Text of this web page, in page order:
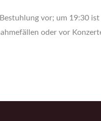
vor; um 19:30
oder vor